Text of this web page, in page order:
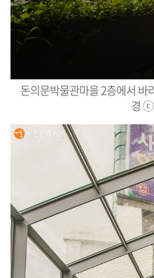
돈의문박물관마을 2층에서 바
경